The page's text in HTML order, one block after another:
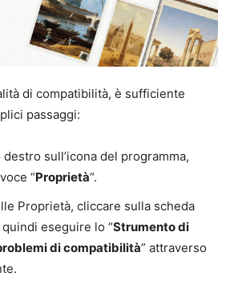
di compatibilità, è sufficiente
passaggi:
sull’icona del programma,
“Proprietà“.
Proprietà, cliccare sulla scheda
quindi eseguire lo “Strumento di
di compatibilità” attraverso